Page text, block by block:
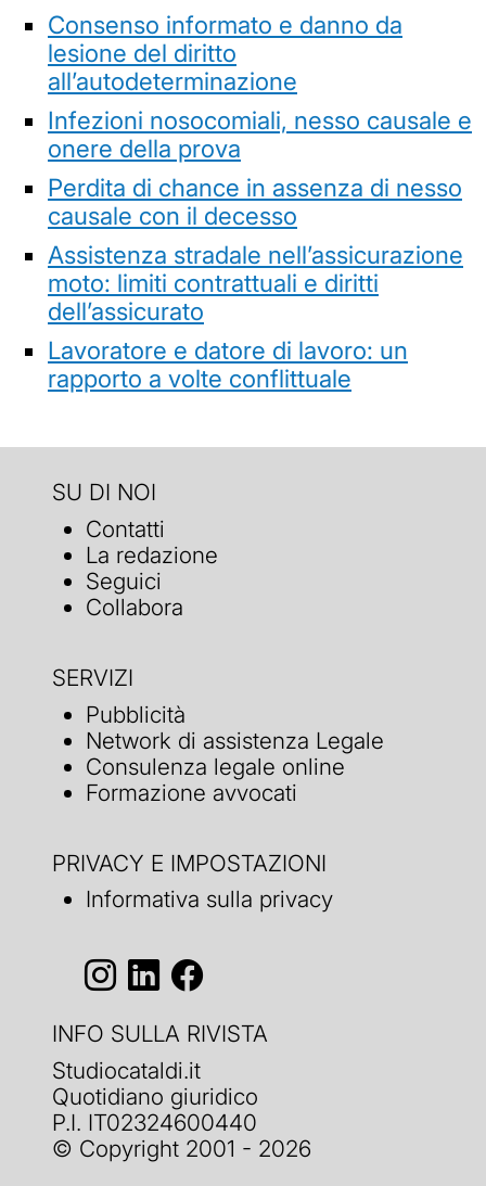
Consenso informato e danno da
lesione del diritto
all’autodeterminazione
Infezioni nosocomiali, nesso causale e
onere della prova
Perdita di chance in assenza di nesso
causale con il decesso
Assistenza stradale nell’assicurazione
moto: limiti contrattuali e diritti
dell’assicurato
Lavoratore e datore di lavoro: un
rapporto a volte conflittuale
SU DI NOI
Contatti
La redazione
Seguici
Collabora
SERVIZI
Pubblicità
Network di assistenza Legale
Consulenza legale online
Formazione avvocati
PRIVACY E IMPOSTAZIONI
Informativa sulla privacy
INFO SULLA RIVISTA
Studiocataldi.it
Quotidiano giuridico
P.I. IT02324600440
© Copyright 2001 - 2026